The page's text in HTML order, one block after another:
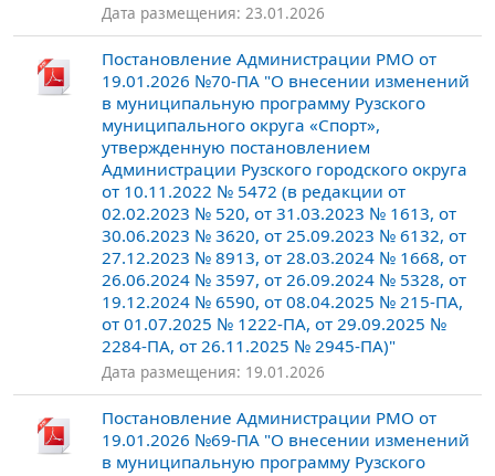
Дата размещения: 23.01.2026
Постановление Администрации РМО от
19.01.2026 №70-ПА "О внесении изменений
в муниципальную программу Рузского
муниципального округа «Спорт»,
утвержденную постановлением
Администрации Рузского городского округа
от 10.11.2022 № 5472 (в редакции от
02.02.2023 № 520, от 31.03.2023 № 1613, от
30.06.2023 № 3620, от 25.09.2023 № 6132, от
27.12.2023 № 8913, от 28.03.2024 № 1668, от
26.06.2024 № 3597, от 26.09.2024 № 5328, от
19.12.2024 № 6590, от 08.04.2025 № 215-ПА,
от 01.07.2025 № 1222-ПА, от 29.09.2025 №
2284-ПА, от 26.11.2025 № 2945-ПА)"
Дата размещения: 19.01.2026
Постановление Администрации РМО от
19.01.2026 №69-ПА "О внесении изменений
в муниципальную программу Рузского